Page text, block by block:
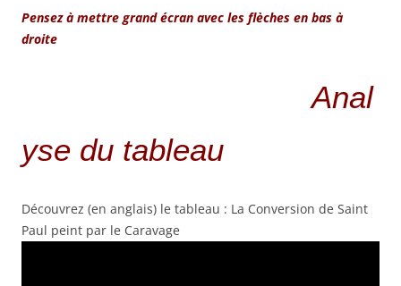
Pensez à mettre grand écran avec les flèches en bas à
droite
Anal
yse du tableau
Découvrez (en anglais) le tableau : La Conversion de Saint
Paul peint par le Caravage